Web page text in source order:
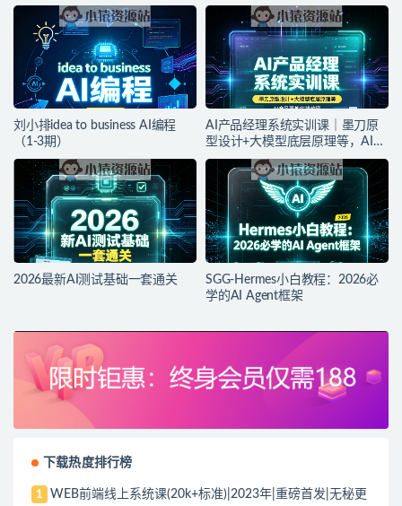
刘小排idea to business AI编程
（1-3期）
AI产品经理系统实训课｜墨刀原
型设计+大模型底层原理等，AI产
品落地实战教程
2026最新AI测试基础一套通关
SGG-Hermes小白教程：2026必
学的AI Agent框架
下载热度排行榜
1
WEB前端线上系统课(20k+标准)|2023年|重磅首发|无秘更